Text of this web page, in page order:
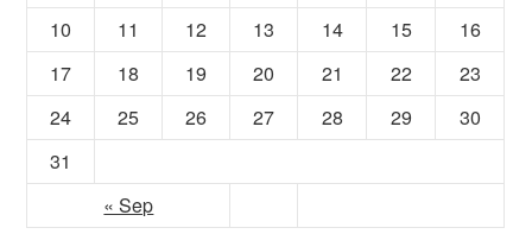
« Sep
10
11 12 13 14 15
16
17
18 19 20 21 22
23
24
25 26 27 28 29
30
31